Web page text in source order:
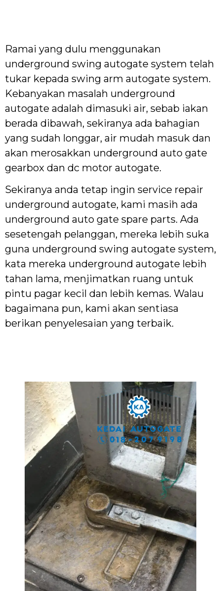
Ramai yang dulu menggunakan
underground swing autogate system telah
tukar kepada swing arm autogate system.
Kebanyakan masalah underground
autogate adalah dimasuki air, sebab iakan
berada dibawah, sekiranya ada bahagian
yang sudah longgar, air mudah masuk dan
akan merosakkan underground auto gate
gearbox dan dc motor autogate.
Sekiranya anda tetap ingin service repair
underground autogate, kami masih ada
underground auto gate spare parts. Ada
sesetengah pelanggan, mereka lebih suka
guna underground swing autogate system,
kata mereka underground autogate lebih
tahan lama, menjimatkan ruang untuk
pintu pagar kecil dan lebih kemas. Walau
bagaimana pun, kami akan sentiasa
berikan penyelesaian yang terbaik.